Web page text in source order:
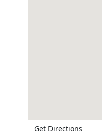
Get Directions